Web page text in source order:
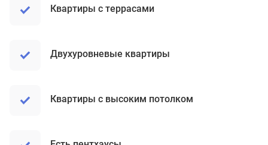
Квартиры с террасами
Двухуровневые квартиры
Квартиры с высоким потолком